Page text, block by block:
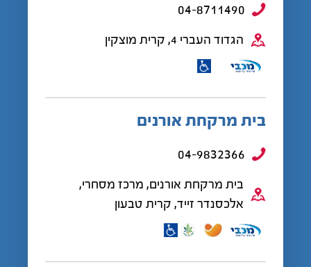
04-8711490
הגדוד העברי 4, קרית מוצקין
בית מרקחת אורנים
04-9832366
בית מרקחת אורנים, מרכז מסחרי,
אלכסנדר זייד, קרית טבעון